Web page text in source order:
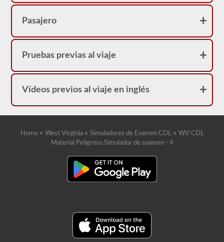
Pasajero
Pruebas previas al viaje
Vídeos previos al viaje en inglés
Home » West Virginia » Simuladores de Examen CDL » WV CDL
Material Peligroso Simulador de examen - 4